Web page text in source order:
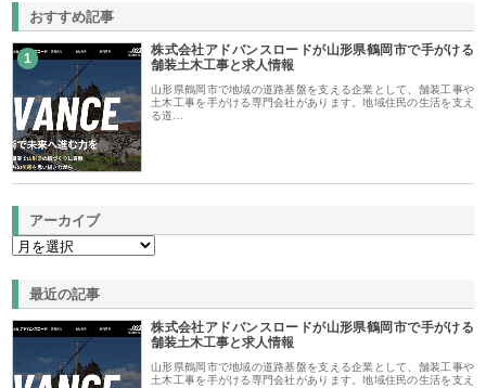
おすすめ記事
1
株式会社アドバンスロードが山形県鶴岡市で手がける
舗装土木工事と求人情報
山形県鶴岡市で地域の道路基盤を支える企業として、舗装工事や
土木工事を手がける専門会社があります。地域住民の生活を支え
る道…
アーカイブ
最近の記事
株式会社アドバンスロードが山形県鶴岡市で手がける
舗装土木工事と求人情報
山形県鶴岡市で地域の道路基盤を支える企業として、舗装工事や
土木工事を手がける専門会社があります。地域住民の生活を支え